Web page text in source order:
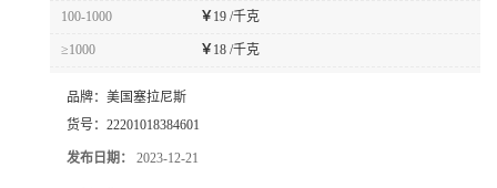
100-1000 ￥ 19 /千克
≥1000 ￥ 18 /千克
品牌： 美国塞拉尼斯
货号： 22201018384601
发布日期： 2023-12-21